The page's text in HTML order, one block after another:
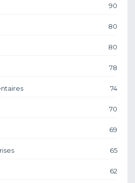
90
80
80
78
74
70
69
65
62